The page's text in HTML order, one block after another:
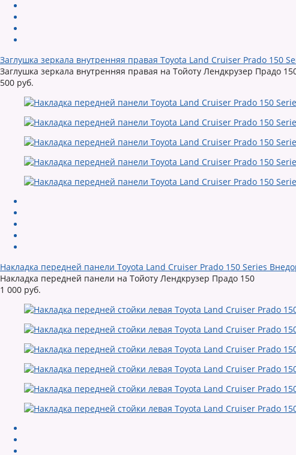
Заглушка зеркала внутренняя правая Toyota Land Cruiser Prado 150
Заглушка зеркала внутренняя правая на Тойоту Лендкрузер Прадо
500 руб.
Накладка передней панели Toyota Land Cruiser Prado 150 Series
Накладка передней панели на Тойоту Лендкрузер Прадо 150
1 000 руб.